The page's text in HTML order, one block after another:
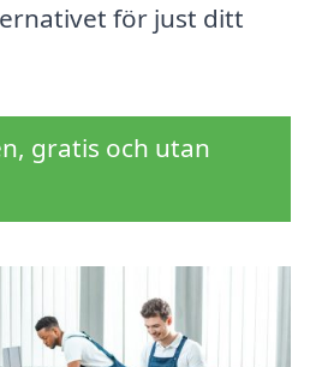
för just ditt
gratis och utan